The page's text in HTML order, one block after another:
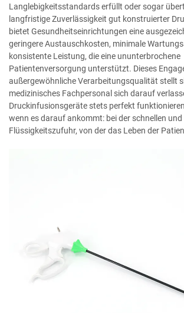
Langlebigkeitsstandards erfüllt oder sogar
langfristige Zuverlässigkeit gut konstruierter
bietet Gesundheitseinrichtungen eine
geringere Austauschkosten, minimale
konsistente Leistung, die eine ununterbrochene
Patientenversorgung unterstützt. Dieses
außergewöhnliche Verarbeitungsqualität stellt
medizinisches Fachpersonal sich darauf
Druckinfusionsgeräte stets perfekt
wenn es darauf ankommt: bei der schnellen
Flüssigkeitszufuhr, von der das Leben der